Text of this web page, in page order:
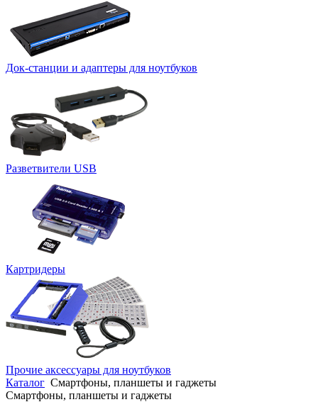
Док-станции и адаптеры для ноутбуков
Разветвители USB
Картридеры
Прочие аксессуары для ноутбуков
Каталог Смартфоны, планшеты и гаджеты
Смартфоны, планшеты и гаджеты